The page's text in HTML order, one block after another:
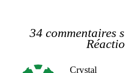
34 commentaires
Crystal